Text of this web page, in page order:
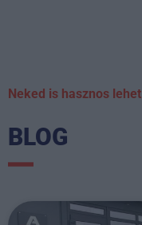
Neked is hasznos lehet
BLOG